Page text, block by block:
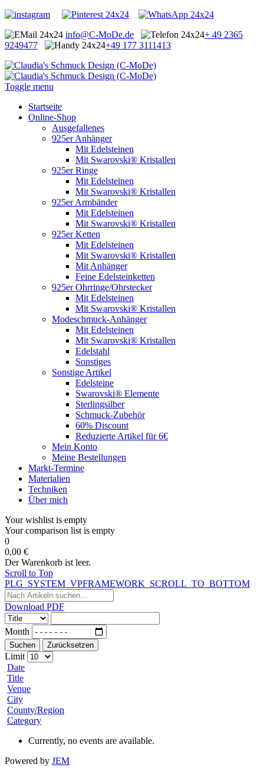
info@C-MoDe.de
+ 49 2365
9249477
+49 177 3111413
Toggle menu
Startseite
Online-Shop
Ausgefallenes
925er Anhänger
Mit Edelsteinen
Mit Swarovski® Kristallen
925er Ringe
Mit Edelsteinen
Mit Swarovski® Kristallen
925er Armbänder
Mit Edelsteinen
Mit Swarovski® Kristallen
925er Ketten
Mit Edelsteinen
Mit Swarovski® Kristallen
Mit Anhänger
Feine Edelsteinketten
925er Ohrringe/Ohrstecker
Mit Edelsteinen
Mit Swarovski® Kristallen
Modeschmuck-Anhänger
Mit Edelsteinen
Mit Swarovski® Kristallen
Edelstahl
Sonstiges
Sonstige Artikel
Edelsteine
Swarovski® Elemente
Sterlingsilber
Schmuck-Zubehör
60% Discount
Reduzierte Artikel für 6€
Mein Konto
Meine Bestellungen
Markt-Termine
Materialien
Techniken
Über mich
Your wishlist is empty
Your comparison list is empty
0
0,00 €
Der Warenkorb ist leer.
Scroll to Top
PLG_SYSTEM_VPFRAMEWORK_SCROLL_TO_BOTTOM
Download PDF
Month
Suchen Zurücksetzen
Limit
Date
Title
Venue
City
County/Region
Category
Currently, no events are available.
Powered by JEM